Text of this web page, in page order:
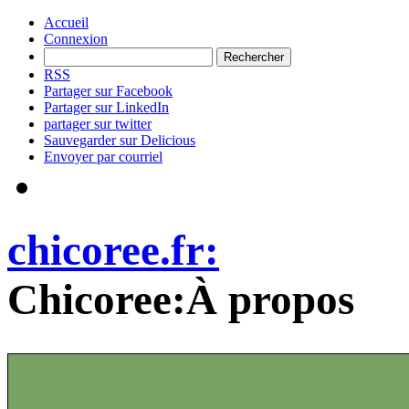
Accueil
Connexion
RSS
Partager sur Facebook
Partager sur LinkedIn
partager sur twitter
Sauvegarder sur Delicious
Envoyer par courriel
chicoree.fr:
Chicoree:À propos